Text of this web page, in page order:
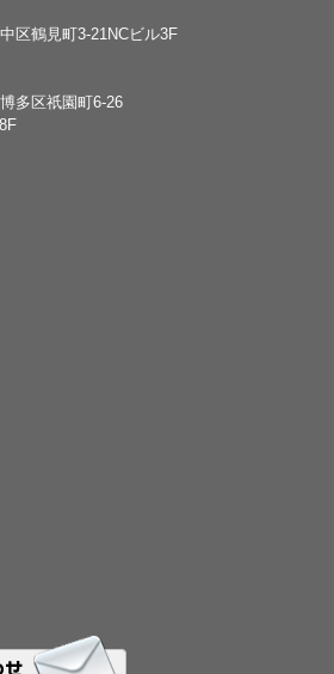
区鶴見町3-21NCビル3F
多区祇園町6-26